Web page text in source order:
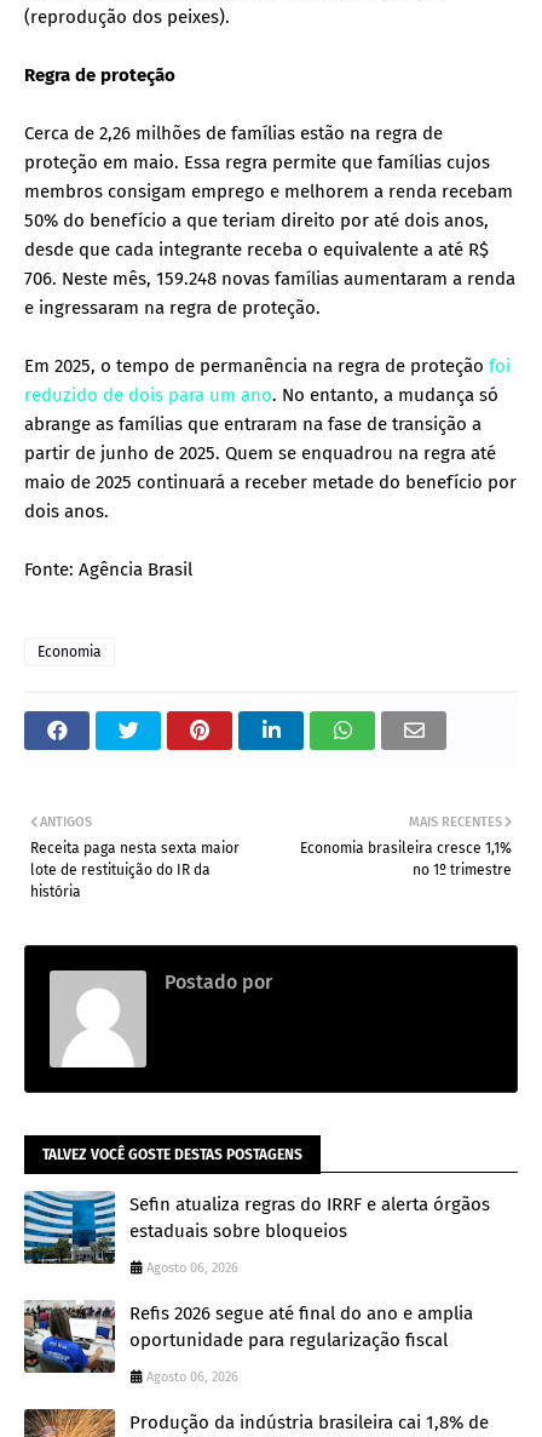
(reprodução dos peixes).
Regra de proteção
Cerca de 2,26 milhões de famílias estão na regra de
proteção em maio. Essa regra permite que famílias cujos
membros consigam emprego e melhorem a renda recebam
50% do benefício a que teriam direito por até dois anos,
desde que cada integrante receba o equivalente a até R$
706. Neste mês, 159.248 novas famílias aumentaram a renda
e ingressaram na regra de proteção.
Em 2025, o tempo de permanência na regra de proteção foi
reduzido de dois para um ano. No entanto, a mudança só
abrange as famílias que entraram na fase de transição a
partir de junho de 2025. Quem se enquadrou na regra até
maio de 2025 continuará a receber metade do benefício por
dois anos.
Fonte: Agência Brasil
Economia
MAIS RECENTES
Economia brasileira cresce 1,1%
no 1º trimestre
ANTIGOS
Receita paga nesta sexta maior
lote de restituição do IR da
história
Postado por
TALVEZ VOCÊ GOSTE DESTAS POSTAGENS
Sefin atualiza regras do IRRF e alerta órgãos
estaduais sobre bloqueios
Agosto 06, 2026
Refis 2026 segue até final do ano e amplia
oportunidade para regularização fiscal
Agosto 06, 2026
Produção da indústria brasileira cai 1,8% de